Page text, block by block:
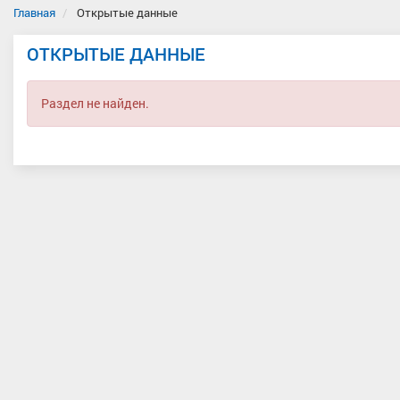
Главная Открытые данные
ОТКРЫТЫЕ ДАННЫЕ
Раздел не найден.